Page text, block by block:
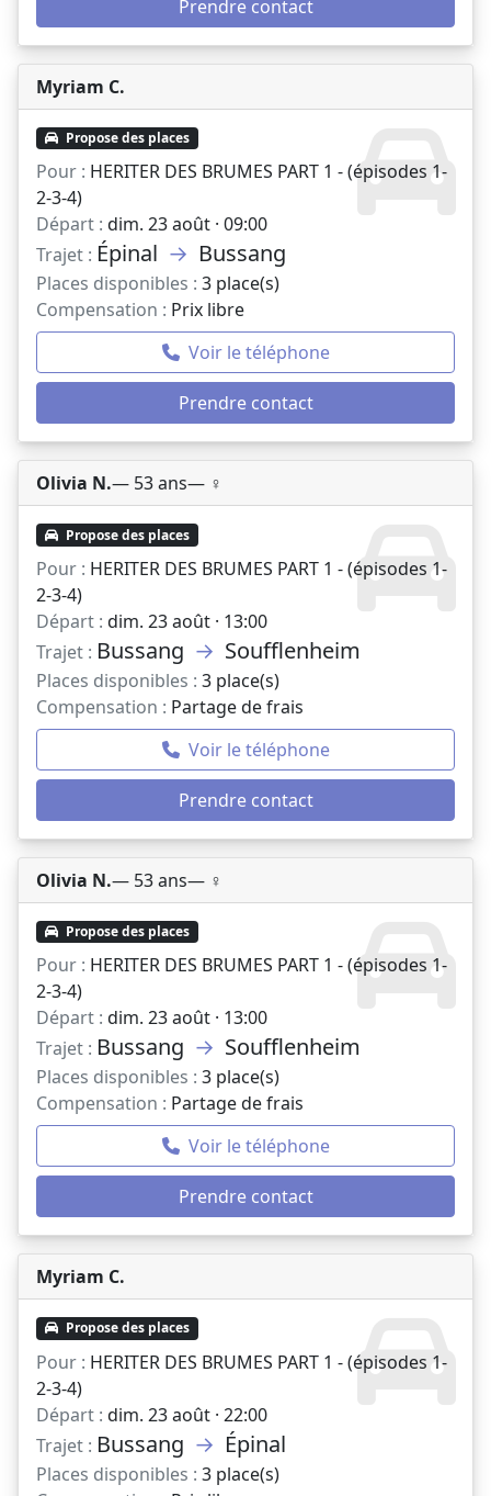
Prendre contact
Myriam C.
Propose des places
Pour : HERITER DES BRUMES PART 1 - (épisodes 1-
2-3-4)
Départ : dim. 23 août · 09:00
Trajet : Épinal → Bussang
Places disponibles : 3 place(s)
Compensation : Prix libre
Voir le téléphone
Prendre contact
Olivia N.— 53 ans— ♀️
Propose des places
Pour : HERITER DES BRUMES PART 1 - (épisodes 1-
2-3-4)
Départ : dim. 23 août · 13:00
Trajet : Bussang → Soufflenheim
Places disponibles : 3 place(s)
Compensation : Partage de frais
Voir le téléphone
Prendre contact
Olivia N.— 53 ans— ♀️
Propose des places
Pour : HERITER DES BRUMES PART 1 - (épisodes 1-
2-3-4)
Départ : dim. 23 août · 13:00
Trajet : Bussang → Soufflenheim
Places disponibles : 3 place(s)
Compensation : Partage de frais
Voir le téléphone
Prendre contact
Myriam C.
Propose des places
Pour : HERITER DES BRUMES PART 1 - (épisodes 1-
2-3-4)
Départ : dim. 23 août · 22:00
Trajet : Bussang → Épinal
Places disponibles : 3 place(s)